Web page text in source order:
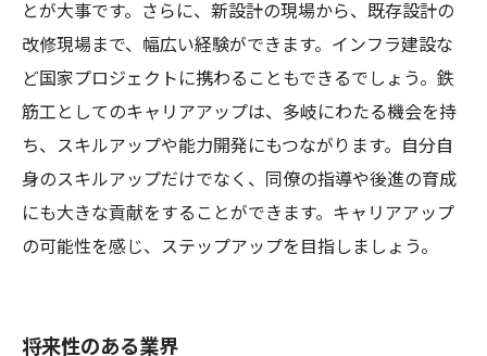
とが大事です。さらに、新設計の現場から、既存設計の
改修現場まで、幅広い経験ができます。インフラ建設な
ど国家プロジェクトに携わることもできるでしょう。鉄
筋工としてのキャリアアップは、多岐にわたる機会を持
ち、スキルアップや能力開発にもつながります。自分自
身のスキルアップだけでなく、同僚の指導や後進の育成
にも大きな貢献をすることができます。キャリアアップ
の可能性を感じ、ステップアップを目指しましょう。
将来性のある業界